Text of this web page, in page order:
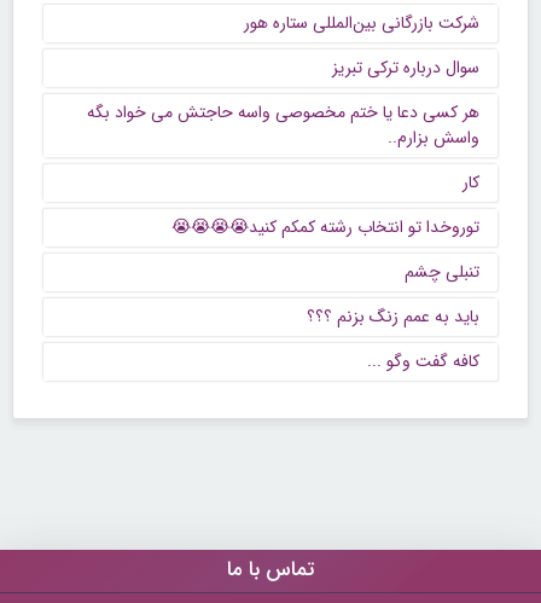
شرکت بازرگانی بین‌المللی ستاره هور
سوال درباره ترکی تبریز
هر کسی دعا یا ختم مخصوصی واسه حاجتش می خواد بگه
واسش بزارم..
کار
توروخدا تو انتخاب رشته کمکم کنید😭😭😭😭
تنبلی چشم
باید به عمم زنگ بزنم ؟؟؟
كافه گفت وگو ...
تماس با ما